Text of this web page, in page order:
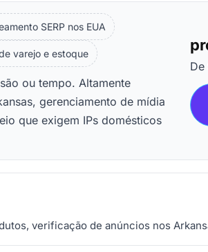
SERP nos EUA
varejo e estoque
ou tempo. Altamente
gerenciamento de mídia
que exigem IPs domésticos
De
verificação de anúncios nos